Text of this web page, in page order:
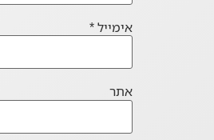
אימייל*
אתר